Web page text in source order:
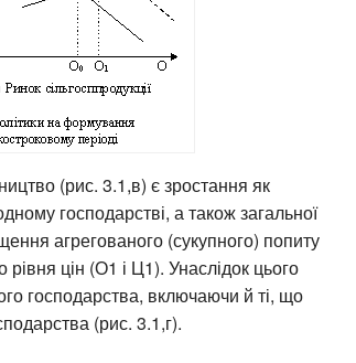
(рис. 3.1,в) є зростання як
господарстві, а також загальної
агрегованого (сукупного) попиту
рівня цін (О1 і Ц1). Унаслідок цього
господарства, включаючи й ті, що
(рис. 3.1,г).